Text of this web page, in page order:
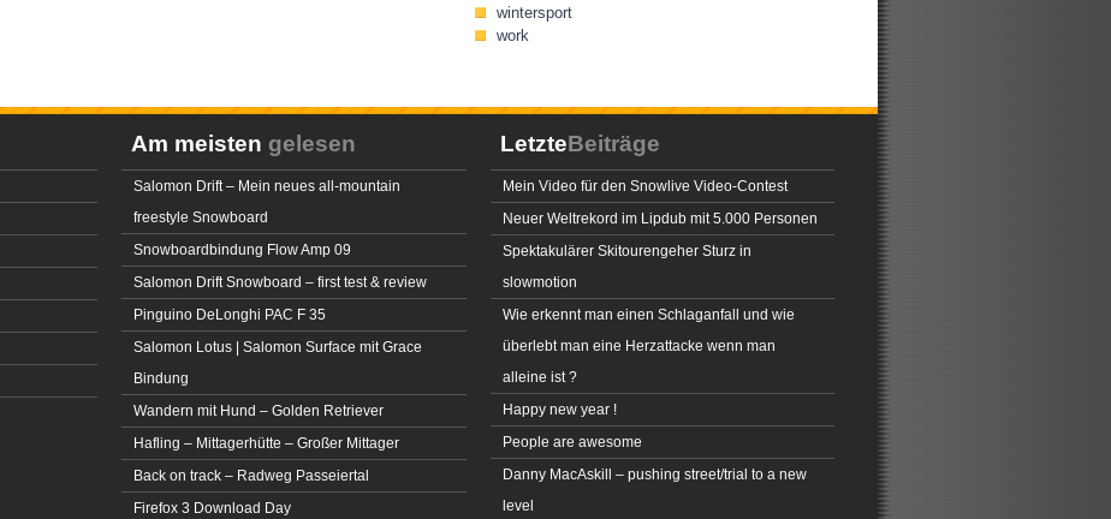
wintersport
work
Am meisten gelesen
Salomon Drift – Mein neues all-mountain
freestyle Snowboard
Snowboardbindung Flow Amp 09
Salomon Drift Snowboard – first test & review
Pinguino DeLonghi PAC F 35
Salomon Lotus | Salomon Surface mit Grace
Bindung
Wandern mit Hund – Golden Retriever
Hafling – Mittagerhütte – Großer Mittager
Back on track – Radweg Passeiertal
Firefox 3 Download Day
LetzteBeiträge
Mein Video für den Snowlive Video-Contest
Neuer Weltrekord im Lipdub mit 5.000 Personen
Spektakulärer Skitourengeher Sturz in
slowmotion
Wie erkennt man einen Schlaganfall und wie
überlebt man eine Herzattacke wenn man
alleine ist ?
Happy new year !
People are awesome
Danny MacAskill – pushing street/trial to a new
level